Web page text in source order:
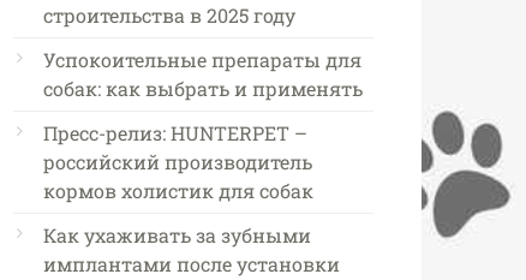
строительства в 2025 году
Успокоительные препараты для
собак: как выбрать и применять
Пресс-релиз: HUNTERPET –
российский производитель
кормов холистик для собак
Как ухаживать за зубными
имплантами после установки